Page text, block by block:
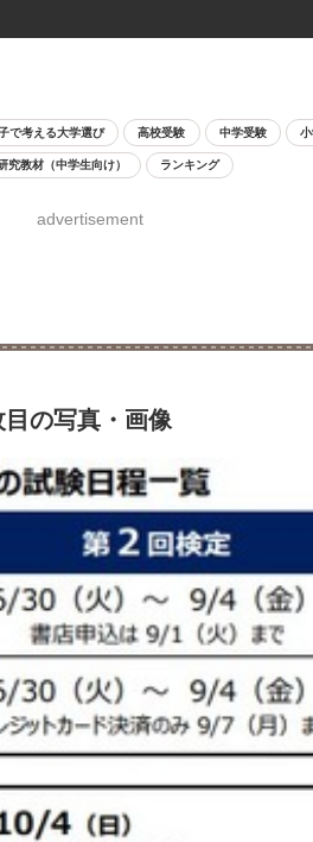
で考える大学選び 高校受験 中学受験
究教材（中学生向け） ランキング
advertisement
の写真・画像